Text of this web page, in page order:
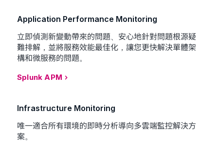
Application Performance Monitoring
立即偵測新變動帶來的問題、安心地針對問題根源疑
難排解，並將服務效能最佳化，讓您更快解決單體架
構和微服務的問題。
Splunk APM
Infrastructure Monitoring
唯一適合所有環境的即時分析導向多雲端監控解決方
案。